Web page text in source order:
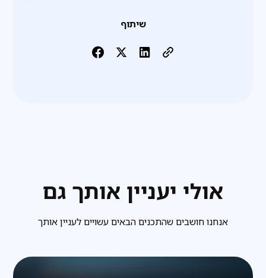
שיתוף
אולי יעניין אותך גם
אנחנו חושבים שהתכנים הבאים עשויים לעניין אותך